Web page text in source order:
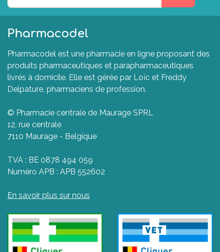
Pharmacodel
Pharmacodel est une pharmacie en ligne proposant des
produits pharmaceutiques et parapharmaceutiques
livrés à domicile. Elle est gérée par Loïc et Freddy
Delpature, pharmaciens de profession.
© Pharmacie centrale de Maurage SPRL
12, rue centrale
7110 Maurage - Belgique
TVA : BE 0878 494 059
Numéro APB : APB 552602
En savoir plus sur nous